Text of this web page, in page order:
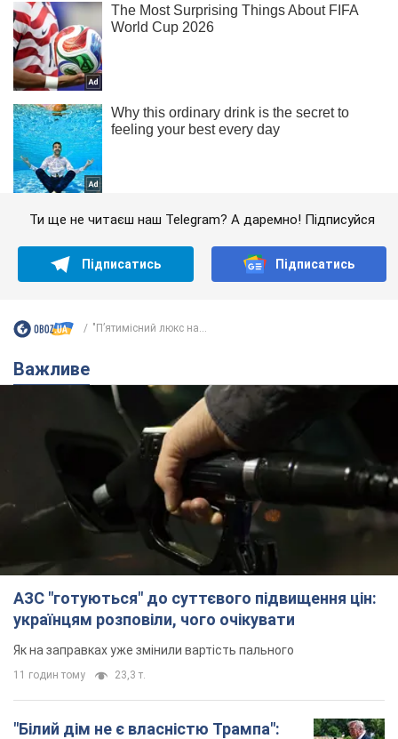
Ти ще не читаєш наш Telegram? А даремно! Підписуйся
Підписатись Підписатись
"Пʼятимісний люкс на...
Важливе
АЗС "готуються" до суттєвого підвищення цін:
українцям розповіли, чого очікувати
Як на заправках уже змінили вартість пального
11 годин тому 23,3 т.
"Білий дім не є власністю Трампа":